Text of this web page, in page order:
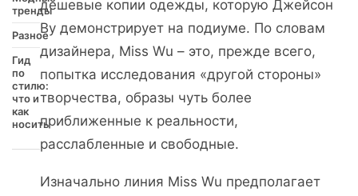
тренды
Разное
Гид
по
стилю:
что и
как
носить
Интересно
дешевые копии одежды, которую Джейсон
Ву демонстрирует на подиуме. По словам
дизайнера, Miss Wu – это, прежде всего,
попытка исследования «другой стороны»
творчества, образы чуть более
приближенные к реальности,
расслабленные и свободные.
Изначально линия Miss Wu предполагает